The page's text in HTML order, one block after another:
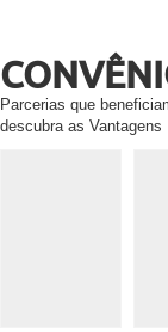
Parcerias que
descubra as Vantagens